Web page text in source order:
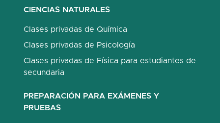
CIENCIAS NATURALES
Clases privadas de Química
Clases privadas de Psicología
Clases privadas de Física para estudiantes de
secundaria
PREPARACIÓN PARA EXÁMENES Y
PRUEBAS